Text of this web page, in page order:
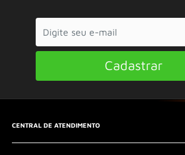
Cadastrar
CENTRAL DE ATENDIMENTO
SAC (Serviço de Atendimento ao Consumidor)